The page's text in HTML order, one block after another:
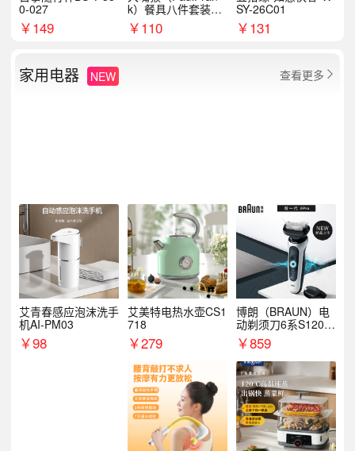
0-027
￥149
k）餐具八件套装HC
T6007
￥110
SY-26C01
￥131
家用电器 NEW 查看更多 
艾青春感应泡沫洗手
机AI-PM03
￥98
艾美特电热水壶CS1
718
￥279
博朗（BRAUN）电
动剃须刀6系S1200
S￥859